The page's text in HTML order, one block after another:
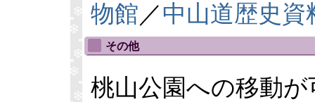
物館 ／中山道歴史資
その他
桃山公園への移動